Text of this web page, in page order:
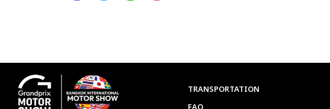
TRANSPORTATION